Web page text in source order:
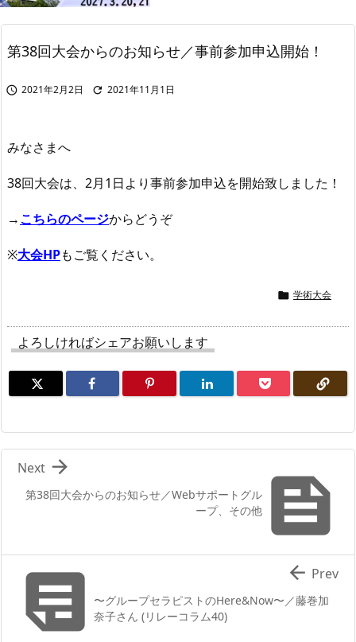
第38回大会からのお知らせ／事前参加申込開始！
 2021年2月2日  2021年11月1日
みなさまへ
38回大会は、2月1日より事前参加申込を開始致しました！
→こちらのページからどうぞ
※大会HPもご覧ください。
 学術大会
よろしければシェアお願いします

第38回大会からのお知らせ／Webサポートグル
ープ、その他

Next
〜グループセラピストのHere&Now〜／藤巻加
奈子さん (リレーコラム40)
 Prev